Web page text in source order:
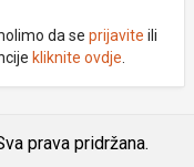
da se prijavite ili
kliknite ovdje
prava pridržana.